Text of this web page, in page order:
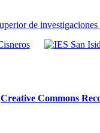
Creative Commons